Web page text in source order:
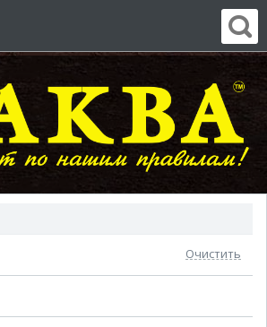
Очистить